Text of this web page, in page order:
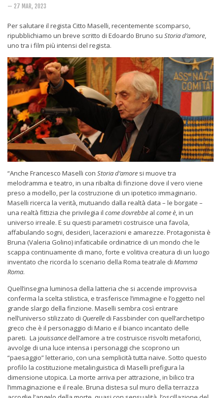
Come eravamo
Mnemosyne
— 27 MAR, 2023
Per salutare il regista Citto Maselli, recentemente scomparso,
ripubblichiamo un breve scritto di Edoardo Bruno su Storia d’amore,
uno tra i film più intensi del regista.
“Anche Francesco Maselli con Storia d’amore si muove tra
melodramma e teatro, in una ribalta di finzione dove il vero viene
preso a modello, per la costruzione di un ipotetico immaginario.
Maselli ricerca la verità, mutuando dalla realtà data – le borgate –
una realtà fittizia che privilegia il come dovrebbe al come è, in un
universo irreale. E su questi parametri costruisce una favola,
affabulando sogni, desideri, lacerazioni e amarezze. Protagonista è
Bruna (Valeria Golino) infaticabile ordinatrice di un mondo che le
scappa continuamente di mano, forte e volitiva creatura di un luogo
inventato che ricorda lo scenario della Roma teatrale di Mamma
Roma.
Quell’insegna luminosa della latteria che si accende improvvisa
conferma la scelta stilistica, e trasferisce l’immagine e l’oggetto nel
grande slargo della finzione. Maselli sembra così entrare
nell’universo stilizzato di Querelle di Fassbinder con quell’archetipo
greco che è il personaggio di Mario e il bianco incantato delle
pareti. La jouissance dell’amore a tre costruisce risvolti metaforici,
avvolge di una luce intensa i personaggi che scoprono un
“paesaggio” letterario, con una semplicità tutta naive. Sotto questo
profilo la costituzione metalinguistica di Maselli prefigura la
dimensione utopica. La morte arriva per attrazione, in bilico tra
l’immaginazione e il reale. Bruna distesa sul muro della terrazza